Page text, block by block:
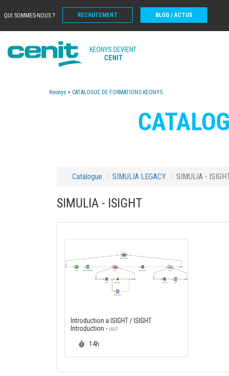
QUI SOMMES-NOUS ? RECRUTEMENT BLOG / ACTUS
KEONYS DEVIENT
CENIT
Keonys > CATALOGUE DE FORMATIONS KEONYS
Catalogue SIMULIA LEGACY SIMULIA -
SIMULIA - ISIGHT
Introduction a ISIGHT / ISIGHT
Introduction -
ISGT
Durée :
14h